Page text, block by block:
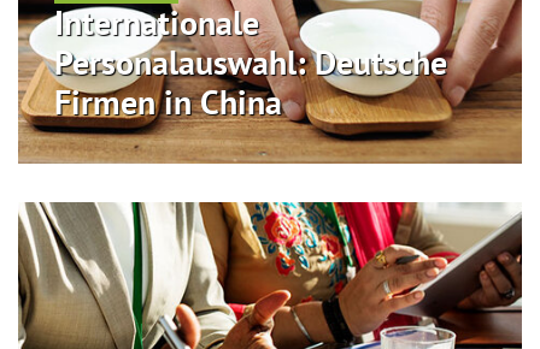
Internationale
Personalauswahl: Deutsche
Firmen in China